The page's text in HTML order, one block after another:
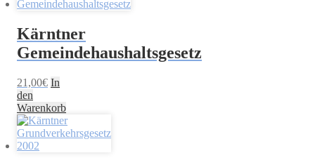
Kärntner
Gemeindehaushaltsgesetz
21,00€ In
den
Warenkorb